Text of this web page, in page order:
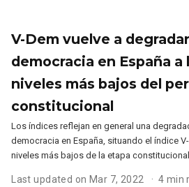
V-Dem vuelve a
democracia en España a
niveles más bajos del
constitucional
Los índices reflejan en general una
democracia en España, situando el índice
niveles más bajos de la etapa constitucional
Last updated on Mar 7, 2022
4 min